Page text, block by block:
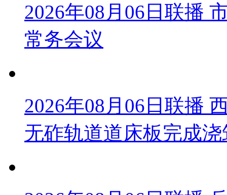
2026年08月06日联播
常务会议
2026年08月06日联播
无砟轨道道床板完成浇